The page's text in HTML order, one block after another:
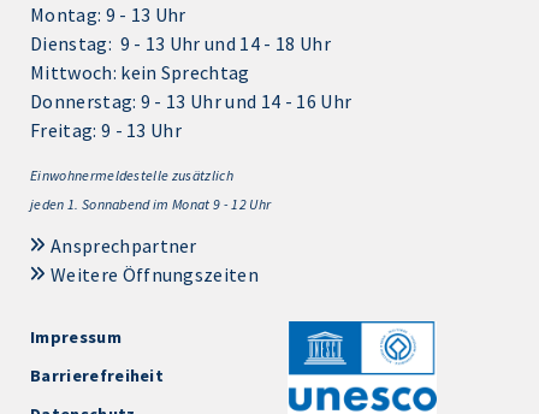
Montag: 9 - 13 Uhr
Dienstag: 9 - 13 Uhr und 14 - 18 Uhr
Mittwoch: kein Sprechtag
Donnerstag: 9 - 13 Uhr und 14 - 16 Uhr
Freitag: 9 - 13 Uhr
Einwohnermeldestelle zusätzlich
jeden 1. Sonnabend im Monat 9 - 12 Uhr
Ansprechpartner
Weitere Öffnungszeiten
Impressum
Barrierefreiheit